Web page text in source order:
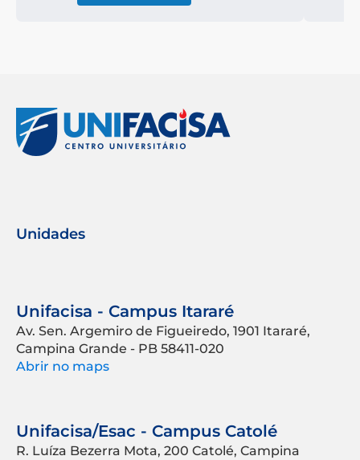
Unidades
Unifacisa - Campus Itararé
Av. Sen. Argemiro de Figueiredo, 1901 Itararé,
Campina Grande - PB 58411-020
Abrir no maps
Unifacisa/Esac - Campus Catolé
R. Luíza Bezerra Mota, 200 Catolé, Campina